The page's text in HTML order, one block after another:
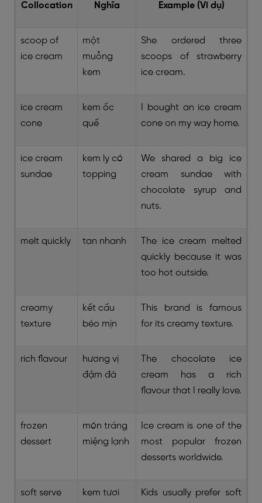
Collocation Nghĩa Example (Ví dụ)
scoop of
ice cream
một
muỗng
kem
She ordered three
scoops of strawberry
ice cream.
ice cream
cone
kem ốc
quế
I bought an ice cream
cone on my way home.
ice cream
sundae
kem ly có
topping
We shared a big ice
cream sundae with
chocolate syrup and
nuts.
melt quickly tan nhanh
The ice cream melted
quickly because it was
too hot outside.
creamy
texture
kết cấu
béo mịn
This brand is famous
for its creamy texture.
rich flavour
hương vị
đậm đà
The chocolate ice
cream has a rich
flavour that I really love.
frozen
dessert
món tráng
miệng lạnh
Ice cream is one of the
most popular frozen
desserts worldwide.
soft serve
kem tươi
Kids usually prefer soft